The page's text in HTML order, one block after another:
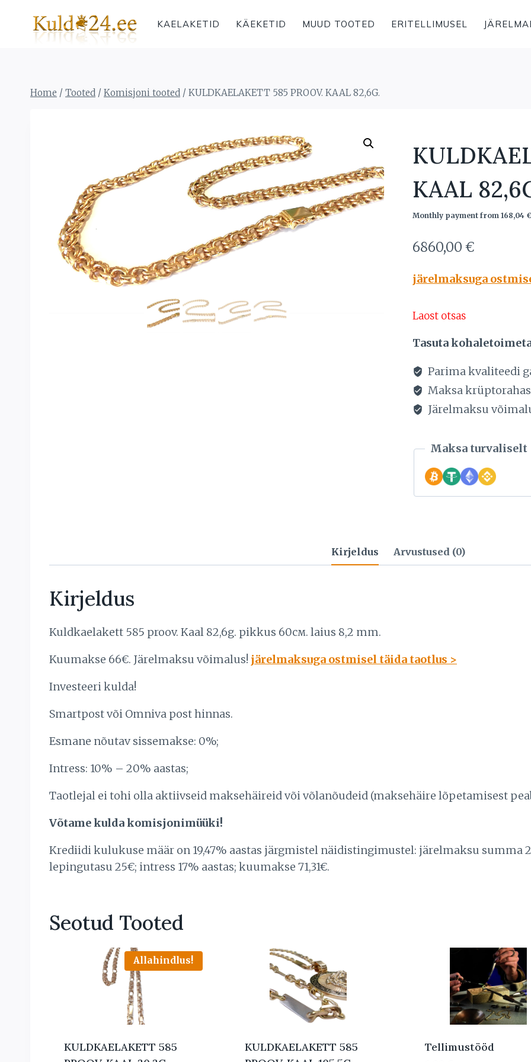
content
KAELAKETID KÄEKETID MUUD TOOTED ERITELLIMUSEL
Home / Tooted / Komisjoni tooted / KULDKAELAKETT 585 PROOV. KAAL 82,6G.
KAAL
Monthly payment from 168,04 €
6860,00 €
järelmaksuga
Laost otsas
Tasuta
Parima kvaliteedi
Maksa krüptorahas
Järelmaksu
Maksa turvaliselt
Kirjeldus Arvustused (0)
Kirjeldus
Kuldkaelakett 585 proov. Kaal 82,6g. pikkus 60см. laius 8,2 mm.
Kuumakse 66€. Järelmaksu võimalus! järelmaksuga ostmisel täida taotlus >
Investeeri kulda!
Smartpost või Omniva post hinnas.
Esmane nõutav sissemakse: 0%;
Intress: 10% – 20% aastas;
Taotlejal ei tohi olla aktiivseid maksehäireid või võlanõudeid (maksehäire lõpetamisest
Võtame kulda komisjonimüüki!
Krediidi kulukuse määr on 19,47% aastas järgmistel näidistingimustel: järelmaksu summa
lepingutasu 25€; intress 17% aastas; kuumakse 71,31€.
Seotud Tooted
Allahindlus!
KULDKAELAKETT 585
KULDKAELAKETT 585
Tellimustööd